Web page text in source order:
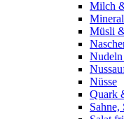
Milch
Müsli
Nüsse
Quark